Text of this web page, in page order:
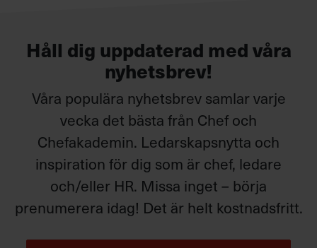
Håll dig uppdaterad med våra
nyhetsbrev!
Våra populära nyhetsbrev samlar varje
vecka det bästa från Chef och
Chefakademin. Ledarskapsnytta och
inspiration för dig som är chef, ledare
och/eller HR. Missa inget – börja
prenumerera idag! Det är helt kostnadsfritt.